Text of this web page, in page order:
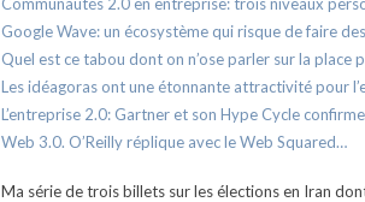
Google Wave: un écosystème qui risque de faire
Quel est ce tabou dont on n’ose parler sur la place
Les idéagoras ont une étonnante attractivité pour
L’entreprise 2.0: Gartner et son Hype Cycle
Web 3.0. O’Reilly réplique avec le Web Squared…
Ma série de trois billets sur les élections en Iran